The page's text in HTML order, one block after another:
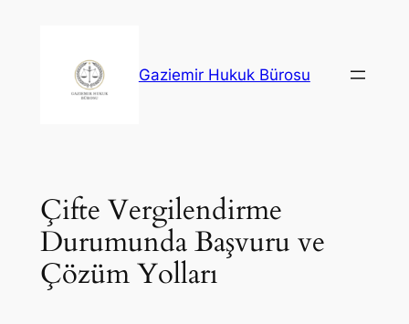
Gaziemir Hukuk Bürosu
Çifte Vergilendirme
Durumunda Başvuru ve
Çözüm Yolları